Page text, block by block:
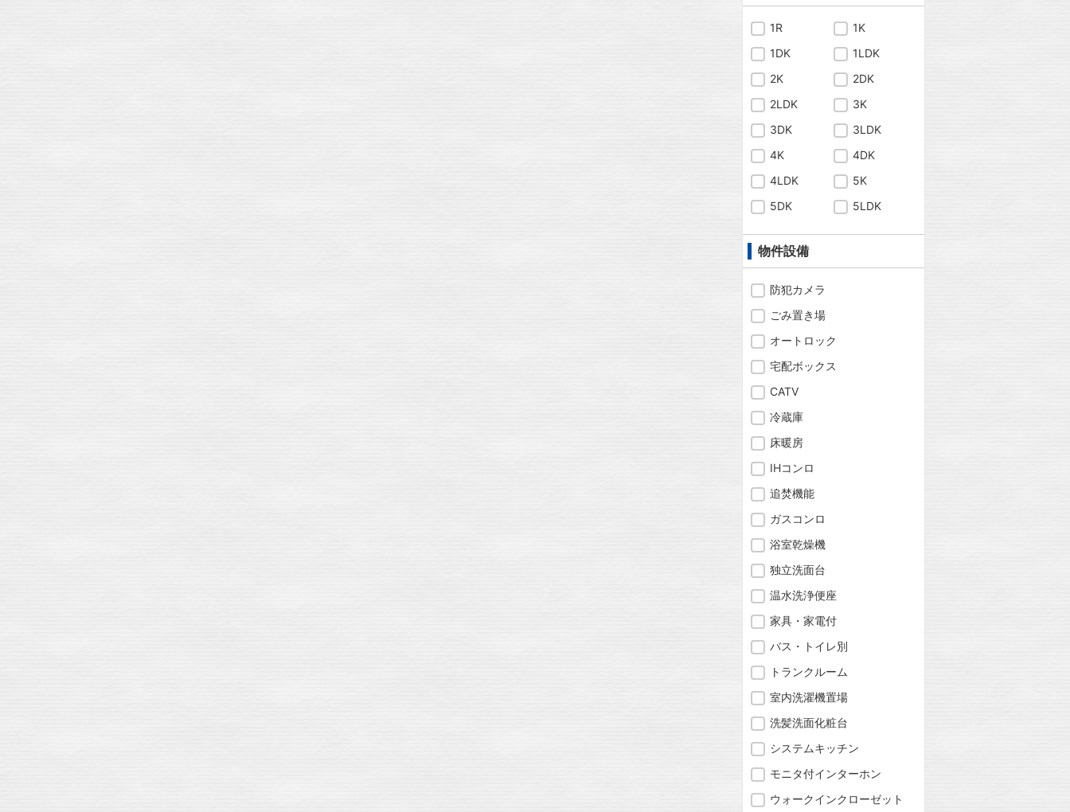
1R
1K
1DK
1LDK
2K
2DK
2LDK
3K
3DK
3LDK
4K
4DK
4LDK
5K
5DK
5LDK
物件設備
防犯カメラ
ごみ置き場
オートロック
宅配ボックス
CATV
冷蔵庫
床暖房
IHコンロ
追焚機能
ガスコンロ
浴室乾燥機
独立洗面台
温水洗浄便座
家具・家電付
バス・トイレ別
トランクルーム
室内洗濯機置場
洗髪洗面化粧台
システムキッチン
モニタ付インターホン
ウォークインクローゼット